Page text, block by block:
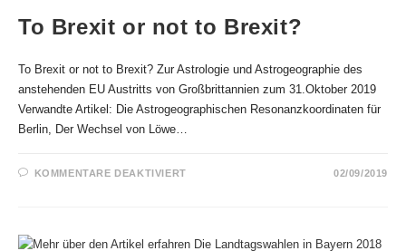
To Brexit or not to Brexit?
To Brexit or not to Brexit? Zur Astrologie und Astrogeographie des
anstehenden EU Austritts von Großbrittannien zum 31.Oktober 2019
Verwandte Artikel: Die Astrogeographischen Resonanzkoordinaten für
Berlin, Der Wechsel von Löwe…
KOMMENTARE DEAKTIVIERTFÜR
BREXIT?
02/09/2019